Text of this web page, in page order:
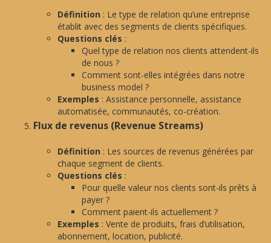
Définition : Le type de relation qu’une entreprise
établit avec des segments de clients spécifiques.
Questions clés :
Quel type de relation nos clients attendent-ils
de nous ?
Comment sont-elles intégrées dans notre
business model ?
Exemples : Assistance personnelle, assistance
automatisée, communautés, co-création.
Flux de revenus (Revenue Streams)
Définition : Les sources de revenus générées par
chaque segment de clients.
Questions clés :
Pour quelle valeur nos clients sont-ils prêts à
payer ?
Comment paient-ils actuellement ?
Exemples : Vente de produits, frais d’utilisation,
abonnement, location, publicité.